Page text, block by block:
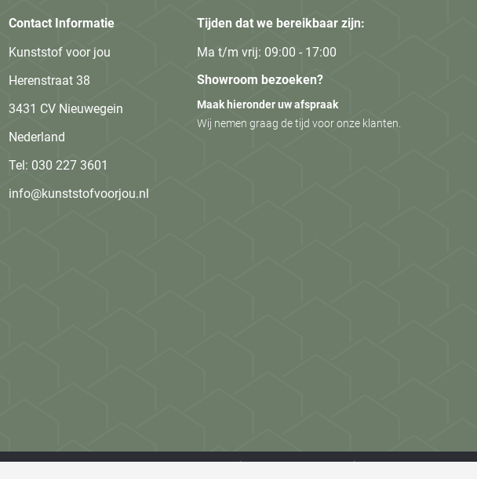
Contact Informatie
Kunststof voor jou
Herenstraat 38
3431 CV Nieuwegein
Nederland
Tel: 030 227 3601
info@kunststofvoorjou.nl
Tijden dat we bereikbaar zijn:
Ma t/m vrij: 09:00 - 17:00
Showroom bezoeken?
Maak hieronder uw afspraak
Wij nemen graag de tijd voor onze klanten.